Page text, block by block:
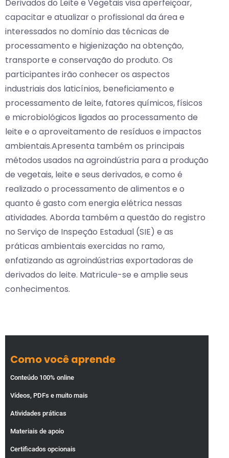
Derivados do Leite e Vegetais visa aperfeiçoar,
capacitar e atualizar o profissional da área e
interessados no domínio das técnicas de
processamento e higienização na obtenção,
transporte e conservação do produto. Os
participantes irão conhecer os aspectos
industriais dos laticínios, beneficiamento e
processamento de leite, fatores químicos, físicos
e microbiológicos ligados ao processamento de
leite e o aproveitamento de resíduos e impactos
ambientais.Apresenta também os principais
métodos usados na agroindústria para a produção
de vegetais, leite e seus derivados, e como é
realizado o processamento de alimentos e o
quanto é gasto com energia elétrica nessas
atividades. Aborda também a questão do registro
no Serviço de Inspeção Estadual (SIE) e as
práticas ambientais exercidas no ramo,
enfatizando as agroindústrias exportadoras de
derivados do leite. Matricule-se e amplie seus
conhecimentos.
Como você aprende
Conteúdo 100% online
Vídeos, PDFs e muito mais
Atividades práticas
Materiais de apoio
Certificados opcionais